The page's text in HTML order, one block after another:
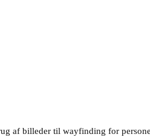
af billeder til wayfinding for